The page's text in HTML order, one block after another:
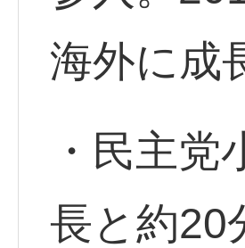
海外に成
・民主
長と約20